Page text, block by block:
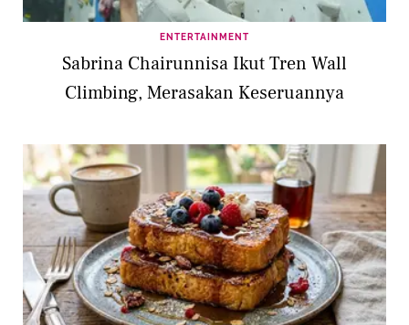
ENTERTAINMENT
Sabrina Chairunnisa Ikut Tren Wall
Climbing, Merasakan Keseruannya